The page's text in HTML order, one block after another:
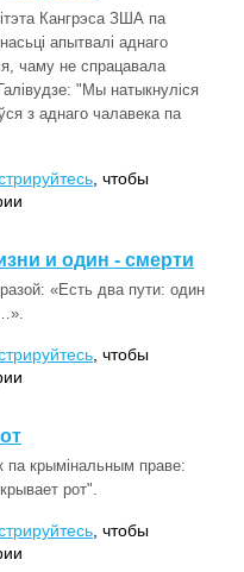
Кангрэса ЗША па
апытвалі аднаго
чаму не спрацавала
"Мы натыкнуліся
з аднаго чалавека па
, чтобы
и один - смерти
«Есть два пути: один
, чтобы
па крымінальным праве:
рот".
, чтобы